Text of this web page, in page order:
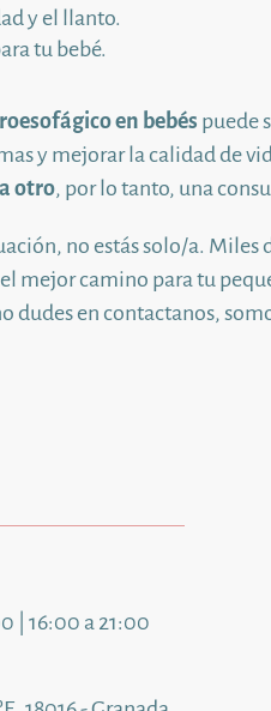
y el llanto.
tu bebé.
en bebés puede
y mejorar la calidad de
otro, por lo tanto, una
no estás solo/a.
mejor camino para tu
dudes en contactanos,
| 16:00 a 21:00